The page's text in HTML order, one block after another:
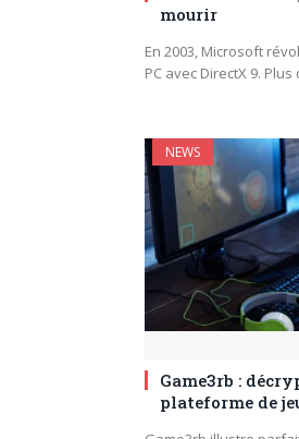
mourir
En 2003, Microsoft
PC avec DirectX 9.
NEWS
Game3rb :
plateforme de